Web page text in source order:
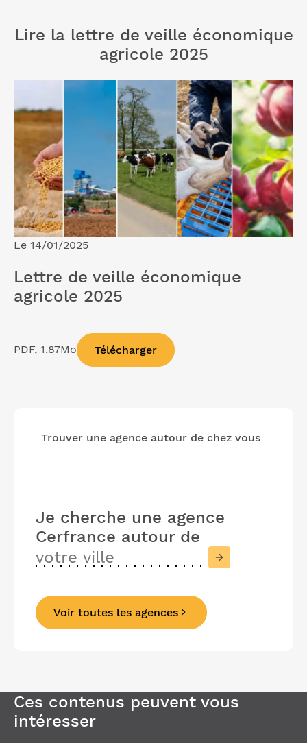
Lire la lettre de veille économique
agricole 2025
Le 14/01/2025
Lettre de veille économique
agricole 2025
PDF, 1.87Mo Télécharger
Trouver une agence autour de chez vous
Je cherche une agence
Cerfrance autour de
PrécédentSuivant
Voir toutes les agences
Ces contenus peuvent vous
intéresser